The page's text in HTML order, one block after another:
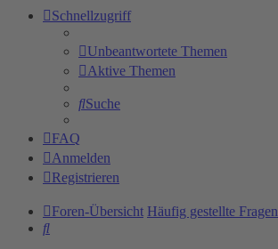
Schnellzugriff
Unbeantwortete Themen
Aktive Themen
Suche
FAQ
Anmelden
Registrieren
Foren-Übersicht Häufig gestellte Fragen
Suche